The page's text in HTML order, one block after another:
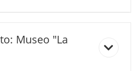
La dòna de
Museo "La